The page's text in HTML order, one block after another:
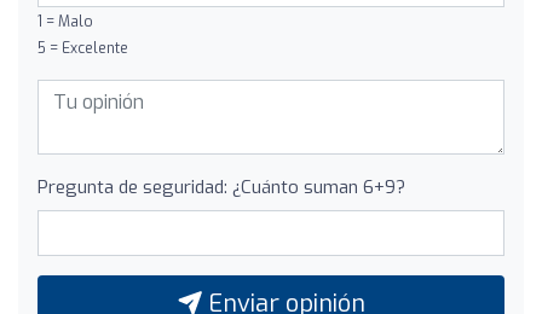
1 = Malo
5 = Excelente
Pregunta de seguridad: ¿Cuánto suman 6+9?
Enviar opinión